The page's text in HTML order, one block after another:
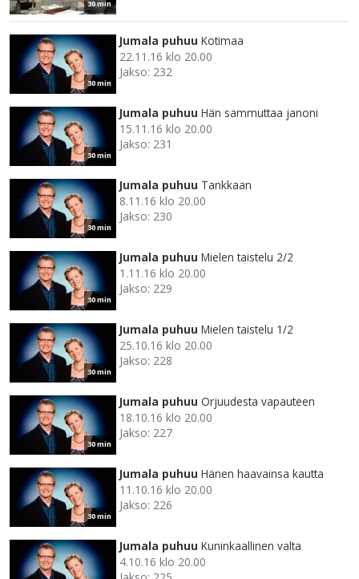
30 min
30 min
Jumala puhuu Kotimaa
22.11.16 klo 20.00
Jakso: 232
30 min
Jumala puhuu Hän sammuttaa janoni
15.11.16 klo 20.00
Jakso: 231
30 min
Jumala puhuu Tankkaan
8.11.16 klo 20.00
Jakso: 230
30 min
Jumala puhuu Mielen taistelu 2/2
1.11.16 klo 20.00
Jakso: 229
30 min
Jumala puhuu Mielen taistelu 1/2
25.10.16 klo 20.00
Jakso: 228
30 min
Jumala puhuu Orjuudesta vapauteen
18.10.16 klo 20.00
Jakso: 227
30 min
Jumala puhuu Hänen haavainsa kautta
11.10.16 klo 20.00
Jakso: 226
Jumala puhuu Kuninkaallinen valta
4.10.16 klo 20.00